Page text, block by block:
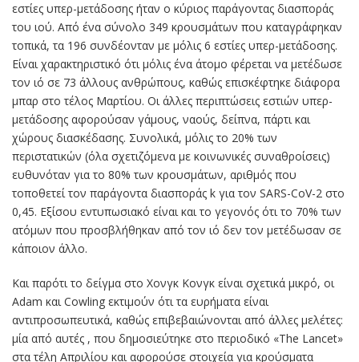
εστίες υπερ-μετάδοσης ήταν ο κύριος παράγοντας διασποράς
του ιού. Από ένα σύνολο 349 κρουσμάτων που καταγράφηκαν
τοπικά, τα 196 συνδέονταν με μόλις 6 εστίες υπερ-μετάδοσης.
Είναι χαρακτηριστικό ότι μόλις ένα άτομο φέρεται να μετέδωσε
τον ιό σε 73 άλλους ανθρώπους, καθώς επισκέφτηκε διάφορα
μπαρ στο τέλος Μαρτίου. Οι άλλες περιπτώσεις εστιών υπερ-
μετάδοσης αφορούσαν γάμους, ναούς, δείπνα, πάρτι και
χώρους διασκέδασης. Συνολικά, μόλις το 20% των
περιστατικών (όλα σχετιζόμενα με κοινωνικές συναθροίσεις)
ευθυνόταν για το 80% των κρουσμάτων, αριθμός που
τοποθετεί τον παράγοντα διασποράς k για τον SARS-CoV-2 στο
0,45. Εξίσου εντυπωσιακό είναι και το γεγονός ότι το 70% των
ατόμων που προσβλήθηκαν από τον ιό δεν τον μετέδωσαν σε
κάποιον άλλο.
Και παρότι το δείγμα στο Χονγκ Κονγκ είναι σχετικά μικρό, οι
Adam και Cowling εκτιμούν ότι τα ευρήματα είναι
αντιπροσωπευτικά, καθώς επιβεβαιώνονται από άλλες μελέτες:
μία από αυτές , που δημοσιεύτηκε στο περιοδικό «The Lancet»
στα τέλη Απριλίου και αφορούσε στοιχεία για κρούσματα